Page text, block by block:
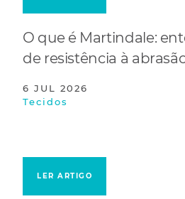
O que é Martindale:
de resistência à
6 JUL 2026
Tecidos
LER ARTIGO